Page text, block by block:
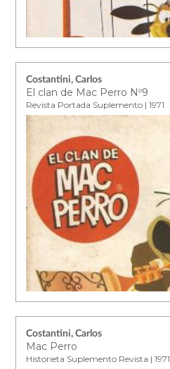
Costantini, Carlos
El clan de Mac Perro Nº9
Revista Portada Suplemento | 1971
Costantini, Carlos
Mac Perro
Historieta Suplemento Revista | 1971